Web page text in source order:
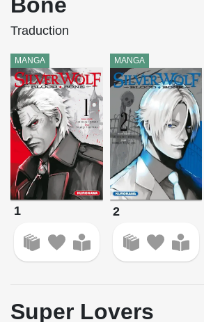
Bone
Traduction
MANGA
1
MANGA
2
Super Lovers